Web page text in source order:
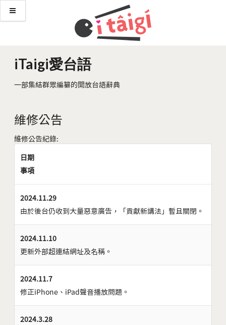
iTaigi愛台語
一部集結群眾編纂的開放台語辭典
維修公告
維修公告紀錄:
日期
事項
2024.11.29
由於後台仍收到大量惡意廣告，「貢獻新講法」暫且關閉。
2024.11.10
更新外部超連結網址及名稱。
2024.11.7
修正iPhone、iPad聲音播放問題。
2024.3.28